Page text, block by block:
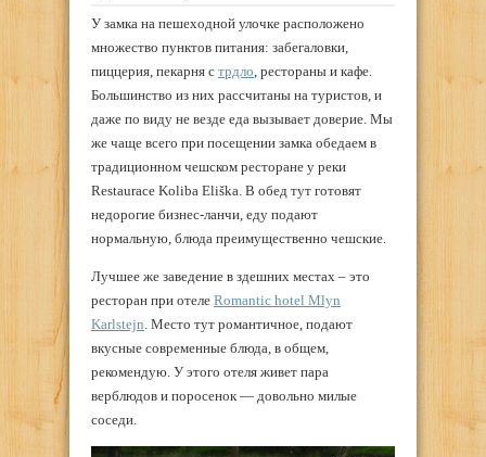
У замка на пешеходной улочке расположено
множество пунктов питания: забегаловки,
пиццерия, пекарня с трдло, рестораны и кафе.
Большинство из них рассчитаны на туристов, и
даже по виду не везде еда вызывает доверие. Мы
же чаще всего при посещении замка обедаем в
традиционном чешском ресторане у реки
Restaurace Koliba Eliška. В обед тут готовят
недорогие бизнес-ланчи, еду подают
нормальную, блюда преимущественно чешские.
Лучшее же заведение в здешних местах – это
ресторан при отеле Romantic hotel Mlyn
Karlstejn. Место тут романтичное, подают
вкусные современные блюда, в общем,
рекомендую. У этого отеля живет пара
верблюдов и поросенок — довольно милые
соседи.